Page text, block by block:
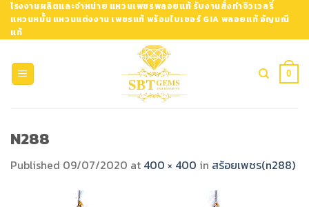
Skip
content
โรงงานผลิตและจำหน่าย แหวนเพชรพลอยแท้ รับงานสั่งทำจิวเวลรี่
แหวนหมั้น แหวนแต่งงาน เพชรแท้ พร้อมใบเซอร์ GIA พลอยแท้ อัญมณี
แท้
0
N288
Published 09/07/2020 at 400 × 400 in สร้อยเพชร(n288)